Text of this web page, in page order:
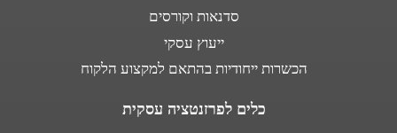
סדנאות וקורסים
ייעוץ עסקי
הכשרות ייחודיות בהתאם למקצוע הלקוח
כלים לפרזנטציה עסקית